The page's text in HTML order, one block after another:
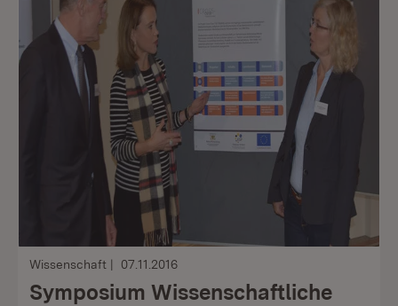
Wissenschaft 07.11.2016
Symposium Wissenschaftliche